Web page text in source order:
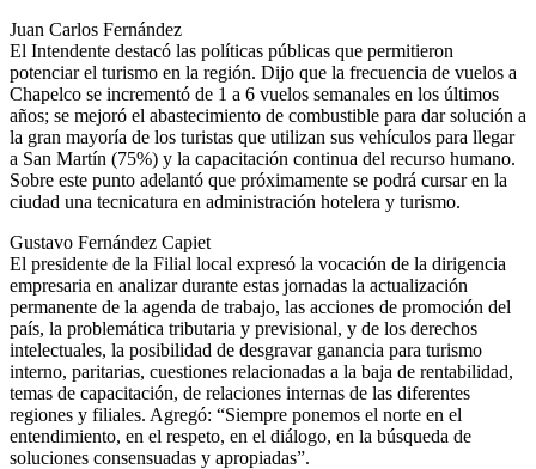
Juan Carlos Fernández
El Intendente destacó las políticas públicas que permitieron
potenciar el turismo en la región. Dijo que la frecuencia de vuelos a
Chapelco se incrementó de 1 a 6 vuelos semanales en los últimos
años; se mejoró el abastecimiento de combustible para dar solución a
la gran mayoría de los turistas que utilizan sus vehículos para llegar
a San Martín (75%) y la capacitación continua del recurso humano.
Sobre este punto adelantó que próximamente se podrá cursar en la
ciudad una tecnicatura en administración hotelera y turismo.
Gustavo Fernández Capiet
El presidente de la Filial local expresó la vocación de la dirigencia
empresaria en analizar durante estas jornadas la actualización
permanente de la agenda de trabajo, las acciones de promoción del
país, la problemática tributaria y previsional, y de los derechos
intelectuales, la posibilidad de desgravar ganancia para turismo
interno, paritarias, cuestiones relacionadas a la baja de rentabilidad,
temas de capacitación, de relaciones internas de las diferentes
regiones y filiales. Agregó: “Siempre ponemos el norte en el
entendimiento, en el respeto, en el diálogo, en la búsqueda de
soluciones consensuadas y apropiadas”.